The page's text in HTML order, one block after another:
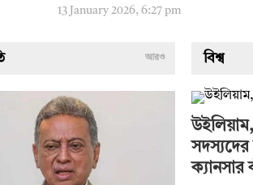
13 January 2026, 6:27 pm
আরও বিশ্ব
সদস্যদের
ক্যানসার